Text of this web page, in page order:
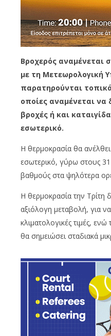
Βροχερός αναμένεται
με τη Μετεωρολογική
παρατηρούνται
οποίες αναμένεται
βροχές ή και
εσωτερικό.
Η θερμοκρασία θα
εσωτερικό, γύρω στους
βαθμούς στα ψηλότερα
Η θερμοκρασία την Τρίτη
αξιόλογη μεταβολή, για
κλιματολογικές τιμές,
θα σημειώσει σταδιακά